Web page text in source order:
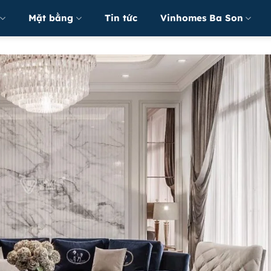
Mặt bằng Tin tức Vinhomes Ba Son